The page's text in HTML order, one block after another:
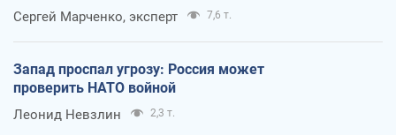
Сергей Марченко, эксперт 7,6 т.
Запад проспал угрозу: Россия может
проверить НАТО войной
Леонид Невзлин 2,3 т.